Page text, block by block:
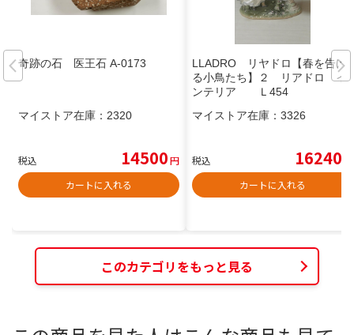
奇跡の石 医王石 A-0173
マイストア在庫： 2320
税込 14500円
カートに入れる
LLADRO リヤドロ【春を告げ
る小鳥たち】２ リアドロ イ
ンテリア Ｌ454
マイストア在庫： 3326
税込 16240
カートに入れる
このカテゴリをもっと見る